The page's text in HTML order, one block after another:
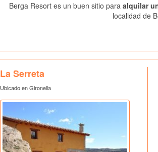
Berga Resort es un buen sitio para alquilar
localidad de
La Serreta
Ubicado en Gironella